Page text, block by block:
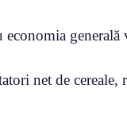
generală
net de